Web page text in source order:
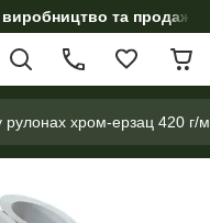
виробництво та продаж
рулонах хром-ерзац 420 г/